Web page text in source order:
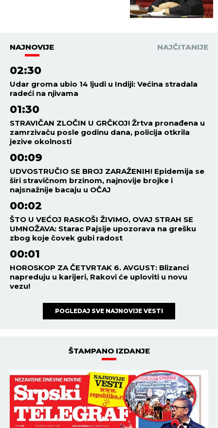
NAJNOVIJE NAJČITANIJE
02:30
Udar groma ubio 14 ljudi u Indiji: Većina stradala
radeći na njivama
01:30
STRAVIČAN ZLOČIN U GRČKOJ! Žrtva pronađena u
zamrzivaču posle godinu dana, policija otkrila
jezive okolnosti
00:09
UDVOSTRUČIO SE BROJ ZARAŽENIH! Epidemija se
širi stravičnom brzinom, najnovije brojke i
najsnažnije bacaju u OČAJ
00:02
ŠTO U VEĆOJ RASKOŠI ŽIVIMO, OVAJ STRAH SE
UMNOŽAVA: Starac Pajsije upozorava na grešku
zbog koje čovek gubi radost
00:01
HOROSKOP ZA ČETVRTAK 6. AVGUST: Blizanci
napreduju u karijeri, Rakovi će uploviti u novu
vezu!
POGLEDAJ SVE NAJNOVIJE VESTI
ŠTAMPANO IZDANJE